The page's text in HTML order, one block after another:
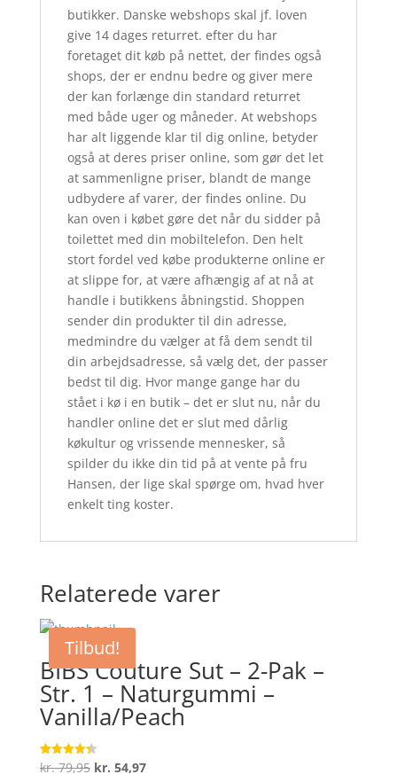
butikker. Danske webshops skal jf. loven
give 14 dages returret. efter du har
foretaget dit køb på nettet, der findes også
shops, der er endnu bedre og giver mere
der kan forlænge din standard returret
med både uger og måneder. At webshops
har alt liggende klar til dig online, betyder
også at deres priser online, som gør det let
at sammenligne priser, blandt de mange
udbydere af varer, der findes online. Du
kan oven i købet gøre det når du sidder på
toilettet med din mobiltelefon. Den helt
stort fordel ved købe produkterne online er
at slippe for, at være afhængig af at nå at
handle i butikkens åbningstid. Shoppen
sender din produkter til din adresse,
medmindre du vælger at få dem sendt til
din arbejdsadresse, så vælg det, der passer
bedst til dig. Hvor mange gange har du
stået i kø i en butik – det er slut nu, når du
handler online det er slut med dårlig
køkultur og vrissende mennesker, så
spilder du ikke din tid på at vente på fru
Hansen, der lige skal spørge om, hvad hver
enkelt ting koster.
Relaterede varer
Tilbud!
BIBS Couture Sut – 2-Pak –
Str. 1 – Naturgummi –
Vanilla/Peach
Vurderet
4.3
kr.79,95 Den
kr. 54,97Den